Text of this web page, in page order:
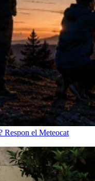
Respon el Meteocat